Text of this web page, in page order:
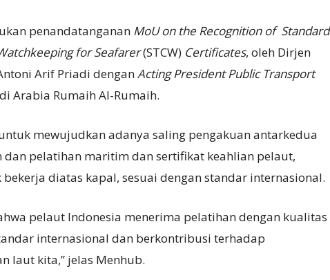
penandatanganan MoU on the Recognition of Standard
for Seafarer(STCW) Certificates, oleh Dirjen
Arif Priadi denganActing President Public Transport
Arabia Rumaih Al-Rumaih.
mewujudkan adanya saling pengakuan antarkedua
pelatihan maritim dan sertifikat keahlian pelaut,
diatas kapal, sesuai dengan standar internasional.
pelaut Indonesia menerima pelatihan dengan kualitas
internasional dan berkontribusi terhadap
laut kita,” jelas Menhub.